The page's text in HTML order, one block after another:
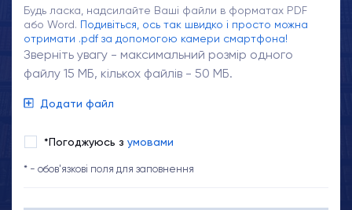
Будь ласка, надсилайте Ваші файли в форматах PDF
або Word. Подивіться, ось так швидко і просто можна
отримати .pdf за допомогою камери смартфона!
Зверніть увагу - максимальний розмір одного
файлу 15 МБ, кількох файлів - 50 МБ.
Додати файл
*Погоджуюсь з умовами
* - обов'язкові поля для заповнення